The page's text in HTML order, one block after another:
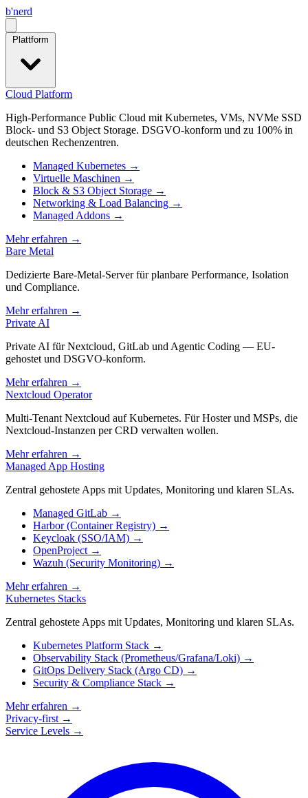
b'nerd
Plattform
Cloud Platform
High-Performance Public Cloud mit Kubernetes, VMs, NVMe SSD
Block- und S3 Object Storage. DSGVO-konform und zu 100% in
deutschen Rechenzentren.
Managed Kubernetes →
Virtuelle Maschinen →
Block & S3 Object Storage →
Networking & Load Balancing →
Managed Addons →
Mehr erfahren →
Bare Metal
Dedizierte Bare‑Metal‑Server für planbare Performance, Isolation
und Compliance.
Mehr erfahren →
Private AI
Private AI für Nextcloud, GitLab und Agentic Coding — EU-
gehostet und DSGVO-konform.
Mehr erfahren →
Nextcloud Operator
Multi-Tenant Nextcloud auf Kubernetes. Für Hoster und MSPs, die
Nextcloud-Instanzen per CRD verwalten wollen.
Mehr erfahren →
Managed App Hosting
Zentral gehostete Apps mit Updates, Monitoring und klaren SLAs.
Managed GitLab →
Harbor (Container Registry) →
Keycloak (SSO/IAM) →
OpenProject →
Wazuh (Security Monitoring) →
Mehr erfahren →
Kubernetes Stacks
Zentral gehostete Apps mit Updates, Monitoring und klaren SLAs.
Kubernetes Platform Stack →
Observability Stack (Prometheus/Grafana/Loki) →
GitOps Delivery Stack (Argo CD) →
Security & Compliance Stack →
Mehr erfahren →
Privacy-first →
Service Levels →